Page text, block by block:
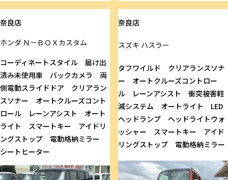
奈良店
ホンダ Ｎ－ＢＯＸカスタム
コーディネートスタイル 届け出
済み未使用車 バックカメラ 両
側電動スライドドア クリアラン
スソナー オートクルーズコント
ロール レーンアシスト オート
ライト スマートキー アイドリ
ングストップ 電動格納ミラー
シートヒーター
奈良店
スズキ ハスラー
タフワイルド クリアランスソナ
ー オートクルーズコントロー
ル レーンアシスト 衝突被害軽
減システム オートライト LED
ヘッドランプ ヘッドライトウォ
ッシャー スマートキー アイド
リングストップ 電動格納ミラー